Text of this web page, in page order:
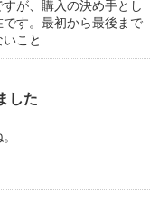
が、購入の決め手とし
す。最初から最後まで
こと…
した